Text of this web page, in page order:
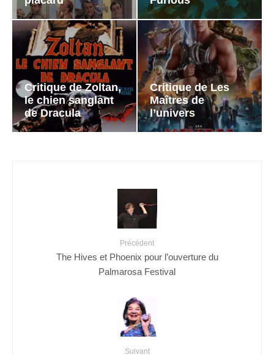
Critique de Zoltan,
le chien sanglant
de Dracula
Critique de Les
Maîtres de
l’univers
Précédent
The Hives et Phoenix pour l’ouverture du
Palmarosa Festival
Suivant